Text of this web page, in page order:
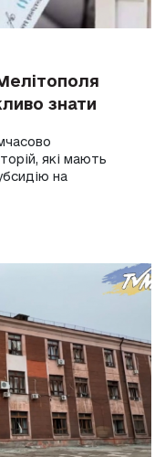
знати
які мають
на